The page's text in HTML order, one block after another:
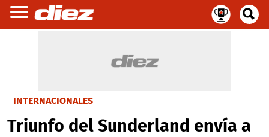
INTERNACIONALES
Triunfo del Sunderland envía a